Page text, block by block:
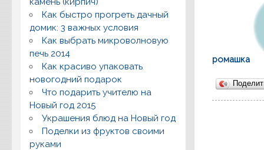
ромашка
Как быстро прогреть дачный
домик: 3 важных условия
Как выбрать микроволновую
печь 2014
Как красиво упаковать
новогодний подарок
Что подарить учителю на
Новый год 2015
Украшения блюд на Новый год
Поделки из фруктов своими
руками